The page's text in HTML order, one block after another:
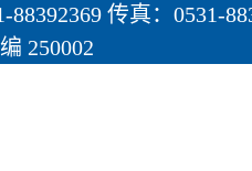
88392369 传真：0531-
250002